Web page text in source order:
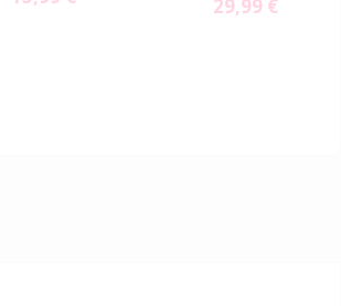
29,99 €